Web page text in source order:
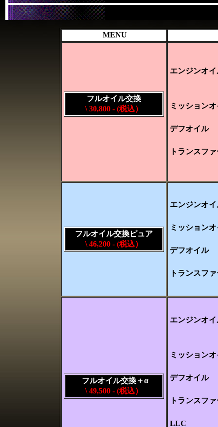
MENU
フルオイル交換
\ 30,800 - (税込）
エンジンオイ
ミッション
デフオイル
トランスフ
フルオイル交換ピュア
\ 46,200 - (税込）
エンジンオイ
ミッション
デフオイル
トランスフ
フルオイル交換＋α
\ 49,500 - (税込）
エンジンオイ
ミッション
デフオイル
トランスフ
LLC